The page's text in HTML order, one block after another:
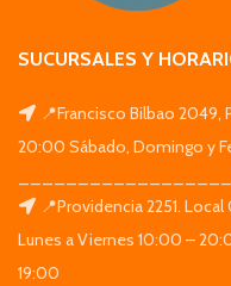
SUCURSALES Y
📍Francisco Bilbao
20:00 Sábado, Domingo y
📍Providencia 2251.
Lunes a Viernes 10:00 –
19:00